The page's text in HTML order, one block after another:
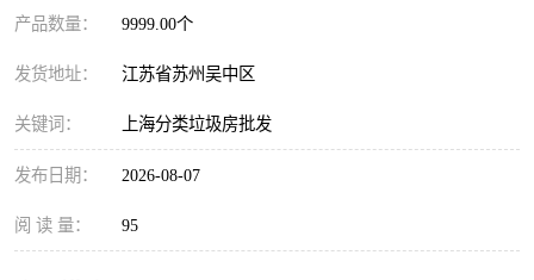
产品数量： 9999.00个
发货地址： 江苏省苏州吴中区
关键词： 上海分类垃圾房批发
发布日期： 2026-08-07
阅 读 量： 95